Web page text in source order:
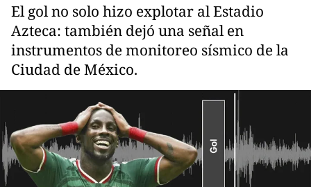
El gol no solo hizo explotar al Estadio
Azteca: también dejó una señal en
instrumentos de monitoreo sísmico de la
Ciudad de México.